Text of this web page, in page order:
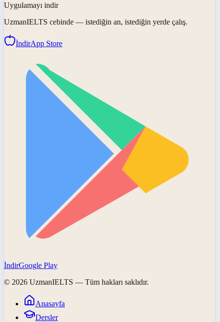
Uygulamayı indir
UzmanIELTS cebinde — istediğin an, istediğin yerde çalış.
İndirApp Store
İndirGoogle Play
© 2026 UzmanIELTS — Tüm hakları saklıdır.
Anasayfa
Dersler